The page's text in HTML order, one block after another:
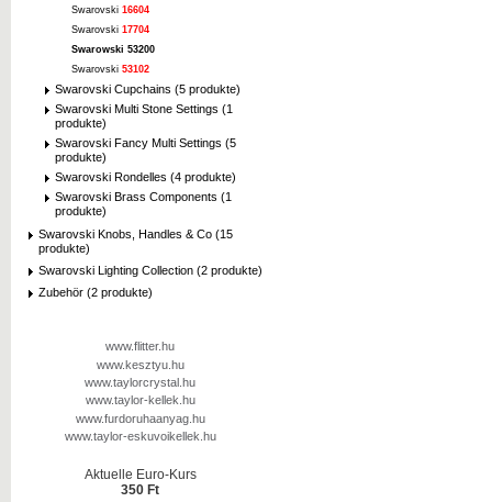
Swarovski 16604
Swarovski 17704
Swarowski 53200
Swarovski 53102
Swarovski Cupchains (5 produkte)
Swarovski Multi Stone Settings (1
produkte)
Swarovski Fancy Multi Settings (5
produkte)
Swarovski Rondelles (4 produkte)
Swarovski Brass Components (1
produkte)
Swarovski Knobs, Handles & Co (15
produkte)
Swarovski Lighting Collection (2 produkte)
Zubehör (2 produkte)
www.flitter.hu
www.kesztyu.hu
www.taylorcrystal.hu
www.taylor-kellek.hu
www.furdoruhaanyag.hu
www.taylor-eskuvoikellek.hu
Aktuelle Euro-Kurs
350 Ft